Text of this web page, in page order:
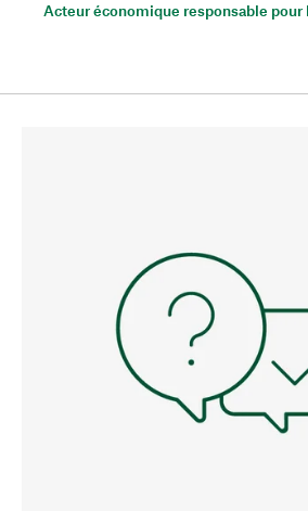
Acteur économique responsable pour